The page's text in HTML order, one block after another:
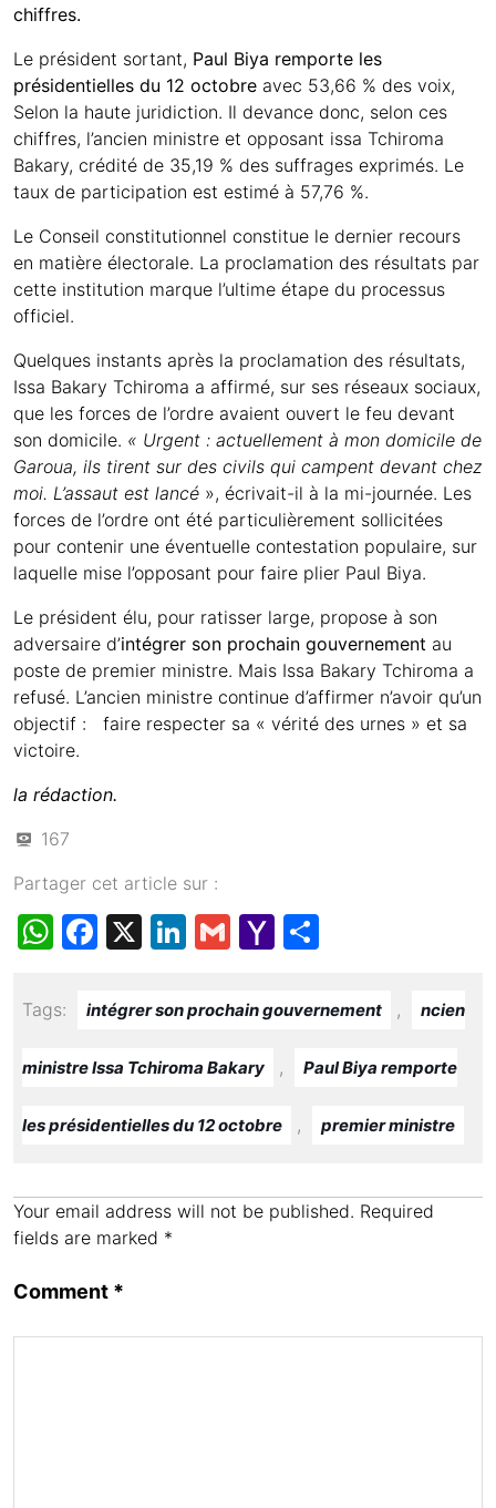
chiffres.
Le président sortant, Paul Biya remporte les
présidentielles du 12 octobre avec 53,66 % des voix,
Selon la haute juridiction. Il devance donc, selon ces
chiffres, l’ancien ministre et opposant issa Tchiroma
Bakary, crédité de 35,19 % des suffrages exprimés. Le
taux de participation est estimé à 57,76 %.
Le Conseil constitutionnel constitue le dernier recours
en matière électorale. La proclamation des résultats par
cette institution marque l’ultime étape du processus
officiel.
Quelques instants après la proclamation des résultats,
Issa Bakary Tchiroma a affirmé, sur ses réseaux sociaux,
que les forces de l’ordre avaient ouvert le feu devant
son domicile. « Urgent : actuellement à mon domicile de
Garoua, ils tirent sur des civils qui campent devant chez
moi. L’assaut est lancé », écrivait-il à la mi-journée. Les
forces de l’ordre ont été particulièrement sollicitées
pour contenir une éventuelle contestation populaire, sur
laquelle mise l’opposant pour faire plier Paul Biya.
Le président élu, pour ratisser large, propose à son
adversaire d’intégrer son prochain gouvernement au
poste de premier ministre. Mais Issa Bakary Tchiroma a
refusé. L’ancien ministre continue d’affirmer n’avoir qu’un
objectif : faire respecter sa « vérité des urnes » et sa
victoire.
la rédaction.
167
Partager cet article sur :
W
at
A
p
p
F
c
b
o
o
X
Li
k
dI
n
G
ail
Y
h
o
ail
ar
Tags: intégrer son prochain gouvernement , ncien
ministre Issa Tchiroma Bakary , Paul Biya remporte
les présidentielles du 12 octobre , premier ministre
Your email address will not be published. Required
fields are marked *
Comment *